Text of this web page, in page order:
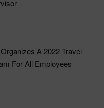
A 2022 Travel
For All Employees